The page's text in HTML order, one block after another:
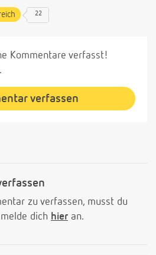
22
Kommentare verfasst!
verfassen
zu verfassen, musst du
dich hier an.